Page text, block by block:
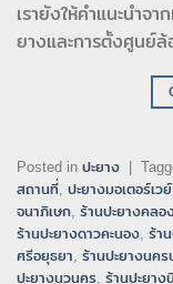
เรายังให้คำแนะนำจ
ยางและการตั้งศูนย์
Posted in ปะยาง
สถานที่, ปะยางมอเตอร์เวย์
จนาภิเษก, ร้านปะยางคลอ
ร้านปะยางดาวคะนอง, ร้า
ศรีอยุธยา, ร้านปะยางนคร
ปะยางนวนคร, ร้านปะยาง